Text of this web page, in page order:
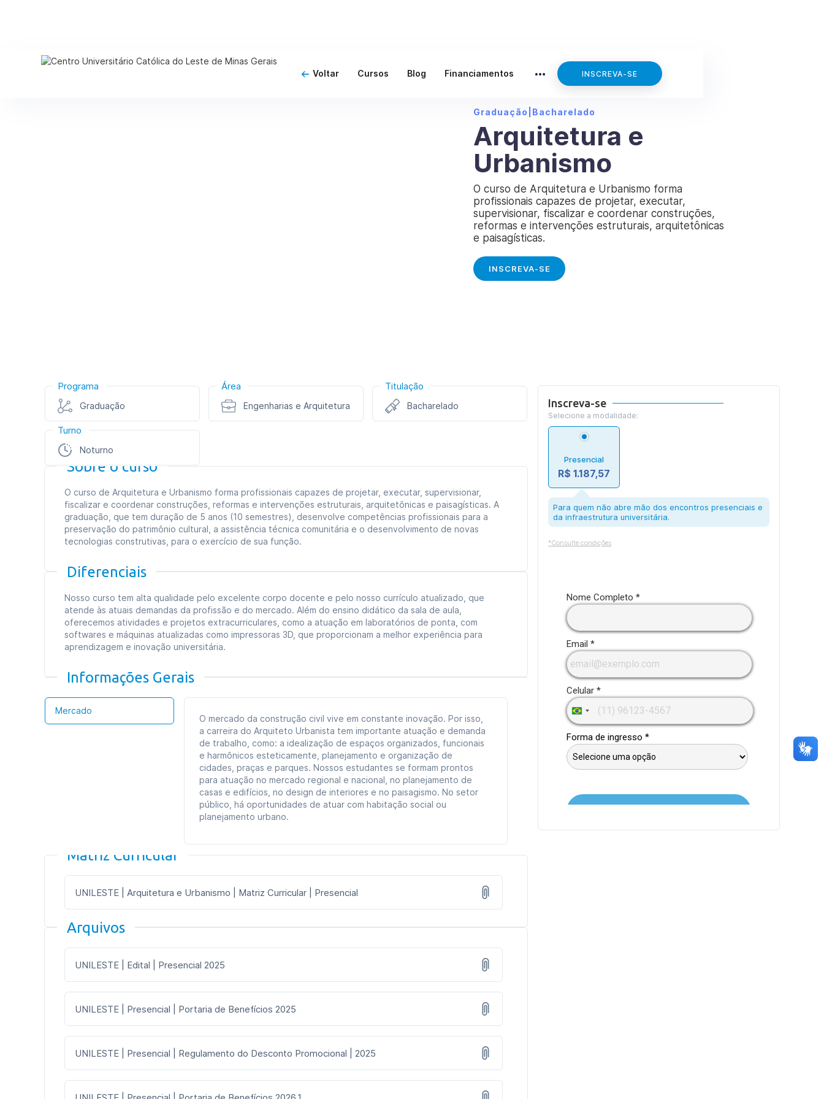
Voltar Cursos Blog Financiamentos INSCREVA-SE
Graduação Bacharelado
Arquitetura e
Urbanismo
O curso de Arquitetura e Urbanismo forma
profissionais capazes de projetar, executar,
supervisionar, fiscalizar e coordenar construções,
reformas e intervenções estruturais, arquitetônicas
e paisagísticas.
INSCREVA-SE
Programa
Graduação
Área
Engenharias e Arquitetura
Titulação
Bacharelado
Turno
Noturno
Sobre o curso
O curso de Arquitetura e Urbanismo forma profissionais capazes de projetar, executar, supervisionar,
fiscalizar e coordenar construções, reformas e intervenções estruturais, arquitetônicas e paisagísticas. A
graduação, que tem duração de 5 anos (10 semestres), desenvolve competências profissionais para a
preservação do patrimônio cultural, a assistência técnica comunitária e o desenvolvimento de novas
tecnologias construtivas, para o exercício de sua função.
Diferenciais
Nosso curso tem alta qualidade pelo excelente corpo docente e pelo nosso currículo atualizado, que
atende às atuais demandas da profissão e do mercado. Além do ensino didático da sala de aula,
oferecemos atividades e projetos extracurriculares, como a atuação em laboratórios de ponta, com
softwares e máquinas atualizadas como impressoras 3D, que proporcionam a melhor experiência para
aprendizagem e inovação universitária.
Informações Gerais
Mercado
O mercado da construção civil vive em constante inovação. Por isso,
a carreira do Arquiteto Urbanista tem importante atuação e demanda
de trabalho, como: a idealização de espaços organizados, funcionais
e harmônicos esteticamente, planejamento e organização de
cidades, praças e parques. Nossos estudantes se formam prontos
para atuação no mercado regional e nacional, no planejamento de
casas e edifícios, no design de interiores e no paisagismo. No setor
público, há oportunidades de atuar com habitação social ou
planejamento urbano.
Matriz Curricular
UNILESTE | Arquitetura e Urbanismo | Matriz Curricular | Presencial
Arquivos
UNILESTE | Edital | Presencial 2025
UNILESTE | Presencial | Portaria de Benefícios 2025
UNILESTE | Presencial | Regulamento do Desconto Promocional | 2025
Inscreva-se
Selecione a modalidade:
Presencial
R$ 1.187,57
Para quem não abre mão dos encontros presenciais e
da infraestrutura universitária.
*Consulte condições